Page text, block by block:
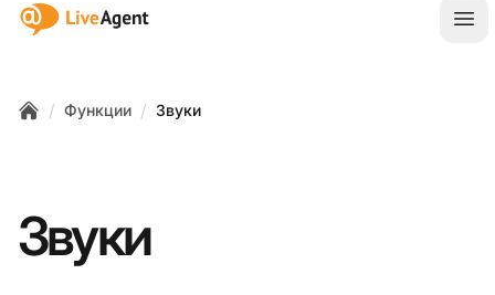
:site.title
/ Функции / Звуки
Звуки